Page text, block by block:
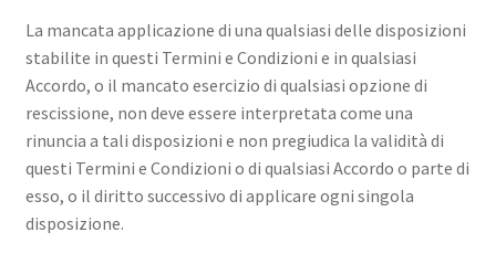
La mancata applicazione di una qualsiasi delle disposizioni
stabilite in questi Termini e Condizioni e in qualsiasi
Accordo, o il mancato esercizio di qualsiasi opzione di
rescissione, non deve essere interpretata come una
rinuncia a tali disposizioni e non pregiudica la validità di
questi Termini e Condizioni o di qualsiasi Accordo o parte di
esso, o il diritto successivo di applicare ogni singola
disposizione.